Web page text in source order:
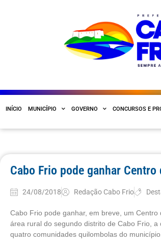
INÍCIO MUNICÍPIO GOVERNO CONCURSOS E
Cabo Frio pode ganhar
24/08/2018 Redação Cabo Frio
Cabo Frio pode ganhar, em breve, um
área rural do segundo distrito de Cabo Frio,
quatro comunidades quilombolas do